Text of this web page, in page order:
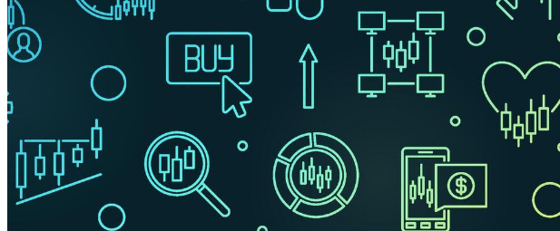
Images Éditoriales
Événements Éditoriaux